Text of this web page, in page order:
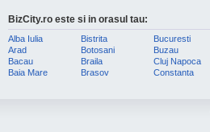
BizCity.ro este si in orasul tau:
Alba Iulia
Arad
Bacau
Baia Mare
Bistrita
Botosani
Braila
Brasov
Bucuresti
Buzau
Cluj Napoca
Constanta